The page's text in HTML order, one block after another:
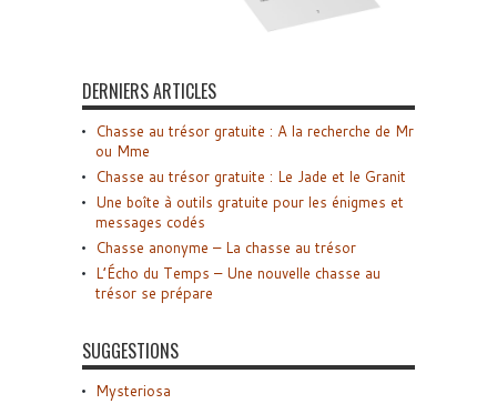
DERNIERS ARTICLES
Chasse au trésor gratuite : A la recherche de Mr
ou Mme
Chasse au trésor gratuite : Le Jade et le Granit
Une boîte à outils gratuite pour les énigmes et
messages codés
Chasse anonyme – La chasse au trésor
L’Écho du Temps – Une nouvelle chasse au
trésor se prépare
SUGGESTIONS
Mysteriosa